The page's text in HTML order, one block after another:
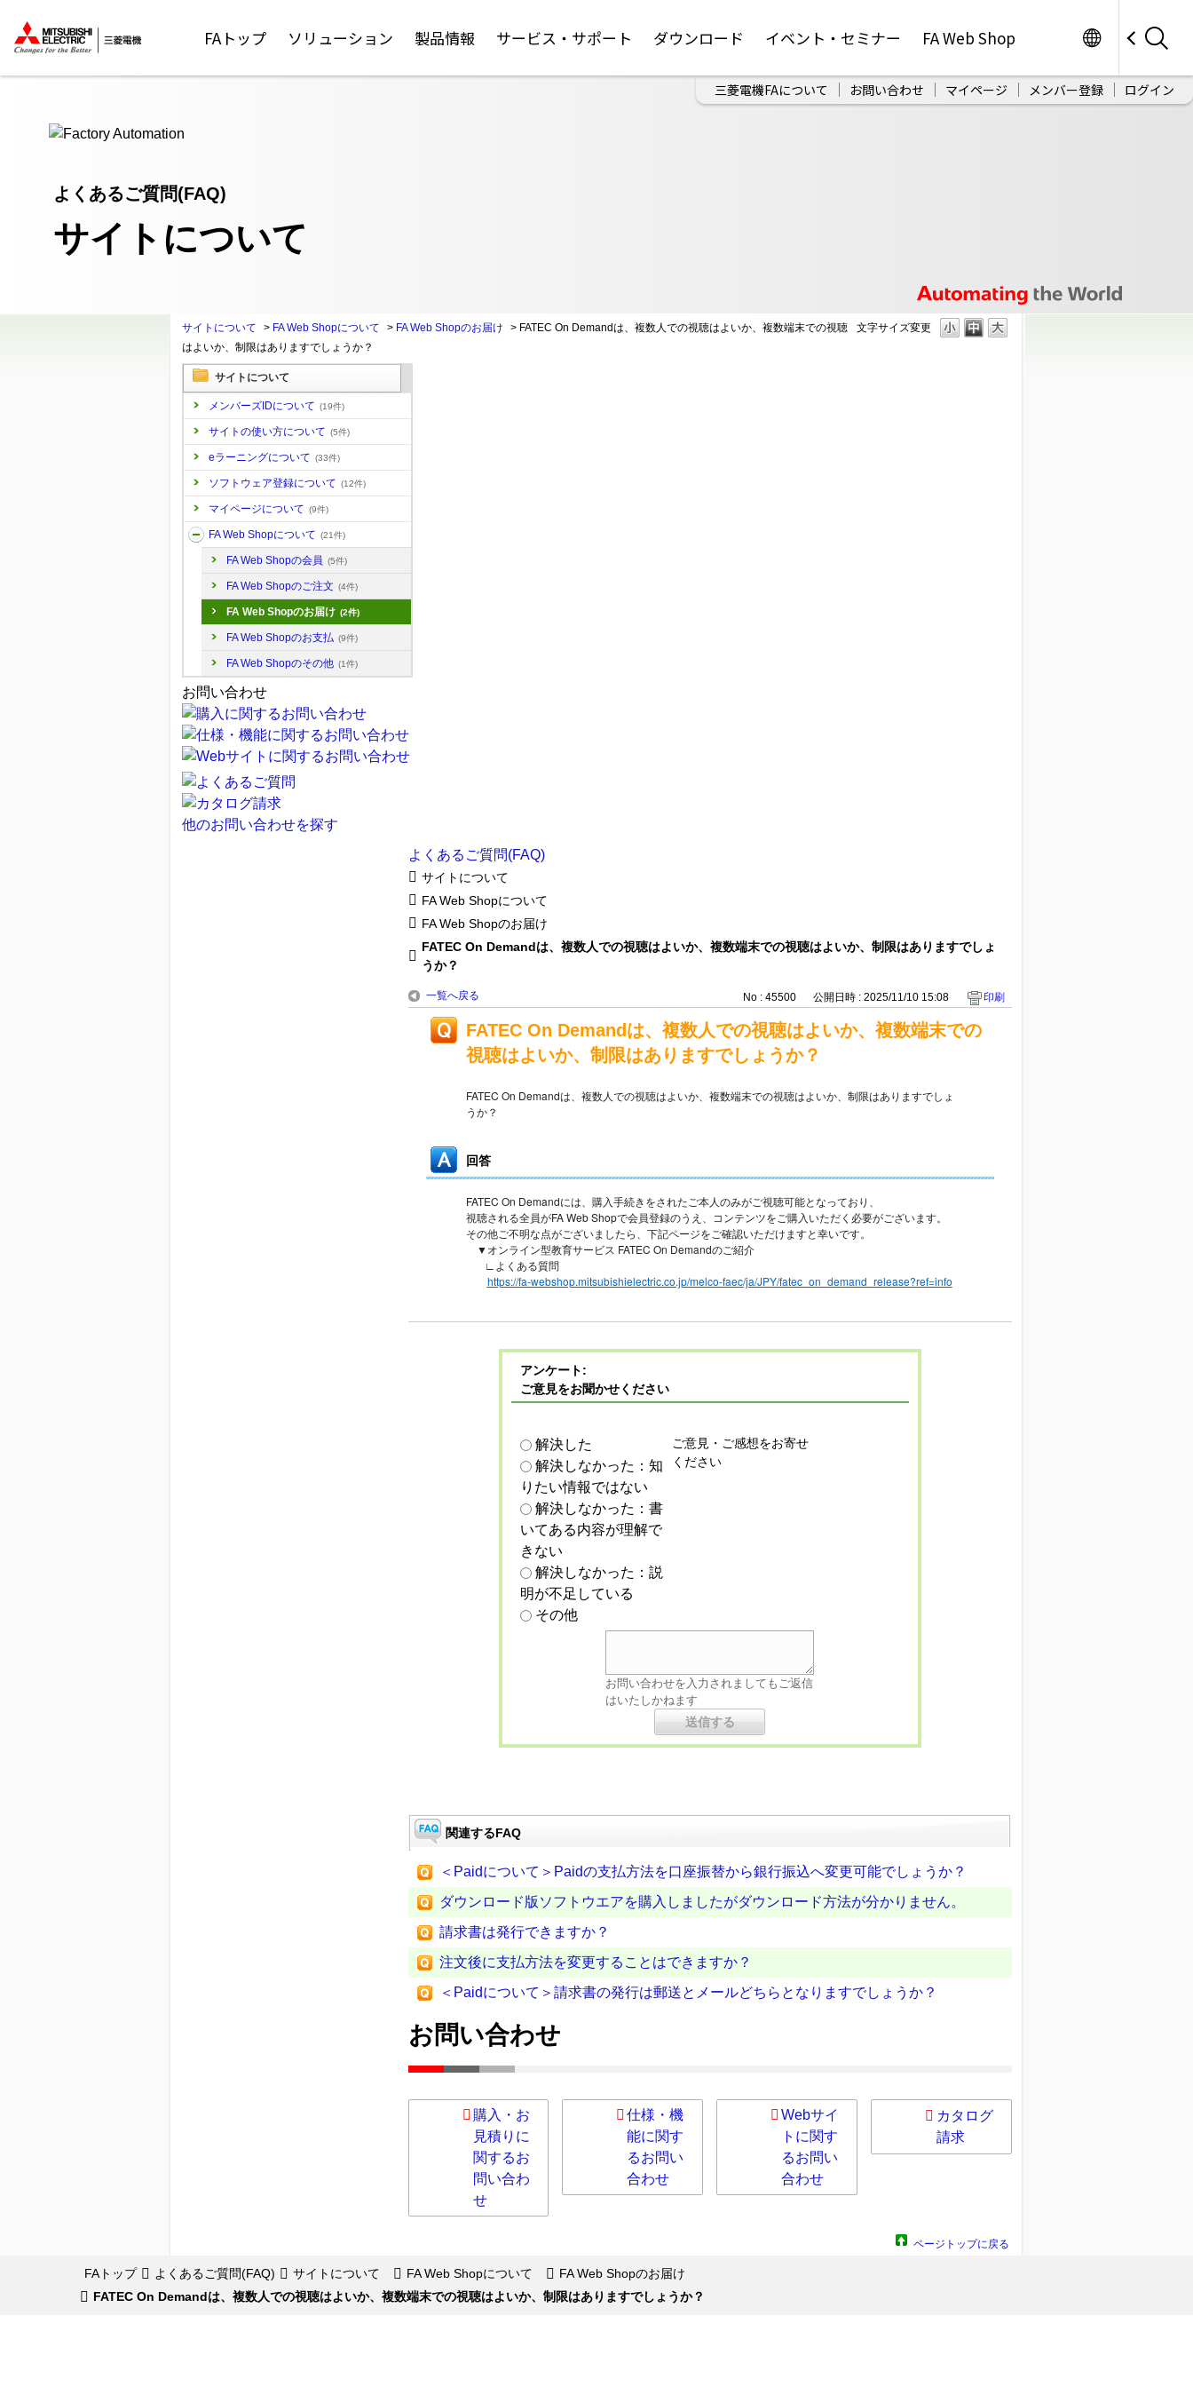
FAトップ ソリューション 製品情報 サービス・サポート ダウンロード イベント・セミナー FA Web Shop
三菱電機FAについて お問い合わせ マイページ メンバー登録 ログイン
よくあるご質問(FAQ)
サイトについて
文字サイズ変更
サイトについて > FA Web Shopについて > FA Web Shopのお届け > FATEC On Demandは、複数人での視聴はよいか、複数端末での視聴
はよいか、制限はありますでしょうか？
サイトについて
メンバーズIDについて (19件)
サイトの使い方について (5件)
eラーニングについて (33件)
ソフトウェア登録について (12件)
マイページについて (9件)
FA Web Shopについて (21件)
FA Web Shopの会員 (5件)
FA Web Shopのご注文 (4件)
FA Web Shopのお届け (2件)
FA Web Shopのお支払 (9件)
FA Web Shopのその他 (1件)
お問い合わせ
他のお問い合わせを探す
よくあるご質問(FAQ)
サイトについて
FA Web Shopについて
FA Web Shopのお届け
FATEC On Demandは、複数人での視聴はよいか、複数端末での視聴はよいか、制限はありますでしょ
うか？
一覧へ戻る No : 45500 公開日時 : 2025/11/10 15:08 印刷
FATEC On Demandは、複数人での視聴はよいか、複数端末での
視聴はよいか、制限はありますでしょうか？
FATEC On Demandは、複数人での視聴はよいか、複数端末での視聴はよいか、制限はありますでしょ
うか？
回答
FATEC On Demandには、購入手続きをされたご本人のみがご視聴可能となっており、
視聴される全員がFA Web Shopで会員登録のうえ、コンテンツをご購入いただく必要がございます。
その他ご不明な点がございましたら、下記ページをご確認いただけますと幸いです。
▼オンライン型教育サービス FATEC On Demandのご紹介
∟よくある質問
https://fa-webshop.mitsubishielectric.co.jp/melco-faec/ja/JPY/fatec_on_demand_release?ref=info
アンケート:
ご意見をお聞かせください
解決した
解決しなかった：知
りたい情報ではない
解決しなかった：書
いてある内容が理解で
きない
解決しなかった：説
明が不足している
その他
ご意見・ご感想をお寄せ
ください
お問い合わせを入力されましてもご返信
はいたしかねます
関連するFAQ
＜Paidについて＞Paidの支払方法を口座振替から銀行振込へ変更可能でしょうか？
ダウンロード版ソフトウエアを購入しましたがダウンロード方法が分かりません。
請求書は発行できますか？
注文後に支払方法を変更することはできますか？
＜Paidについて＞請求書の発行は郵送とメールどちらとなりますでしょうか？
お問い合わせ
購入・お
見積りに
関するお
問い合わ
せ
仕様・機
能に関す
るお問い
合わせ
Webサイ
トに関す
るお問い
合わせ
カタログ
請求
ページトップに戻る
FAトップ よくあるご質問(FAQ) サイトについて FA Web Shopについて
FA Web Shopのお届け
FATEC On Demandは、複数人での視聴はよいか、複数端末での視聴はよいか、制限はありますでしょうか？